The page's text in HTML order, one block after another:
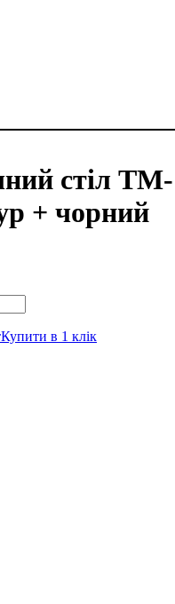
стіл TM-
+ чорний
Купити в 1 клік